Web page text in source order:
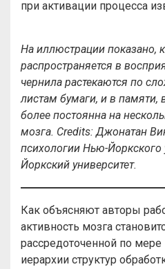
при активации процесса
На иллюстрации показано,
распространяется в
чернила растекаются по
листам бумаги, и в памяти,
более постоянна на
мозга. Credits: Джонатан
психологии Нью-Йоркского
Йоркский университет.
Как объясняют авторы
активность мозга
рассредоточенной по
иерархии структур